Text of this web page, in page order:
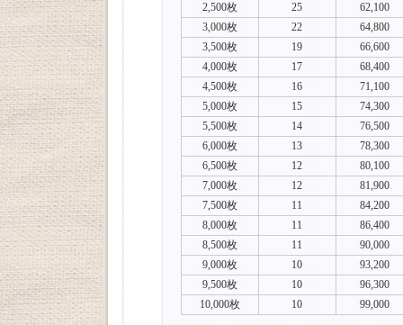
2,500枚
25
62,100
3,000枚
22
64,800
3,500枚
19
66,600
4,000枚
17
68,400
4,500枚
16
71,100
5,000枚
15
74,300
5,500枚
14
76,500
6,000枚
13
78,300
6,500枚
12
80,100
7,000枚
12
81,900
7,500枚
11
84,200
8,000枚
11
86,400
8,500枚
11
90,000
9,000枚
10
93,200
9,500枚
10
96,300
10,000枚
10 99,000